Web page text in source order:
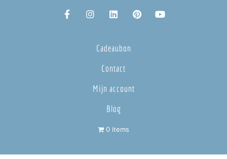
Cadeaubon
Contact
Mijn account
Blog
0 items